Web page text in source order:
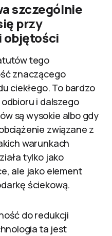
szczególnie
przy
objętości
tego
znaczącego
ciekłego. To bardzo
i dalszego
są wysokie albo gdy
związane z
warunkach
tylko jako
ale jako element
ściekową.
do redukcji
ta jest